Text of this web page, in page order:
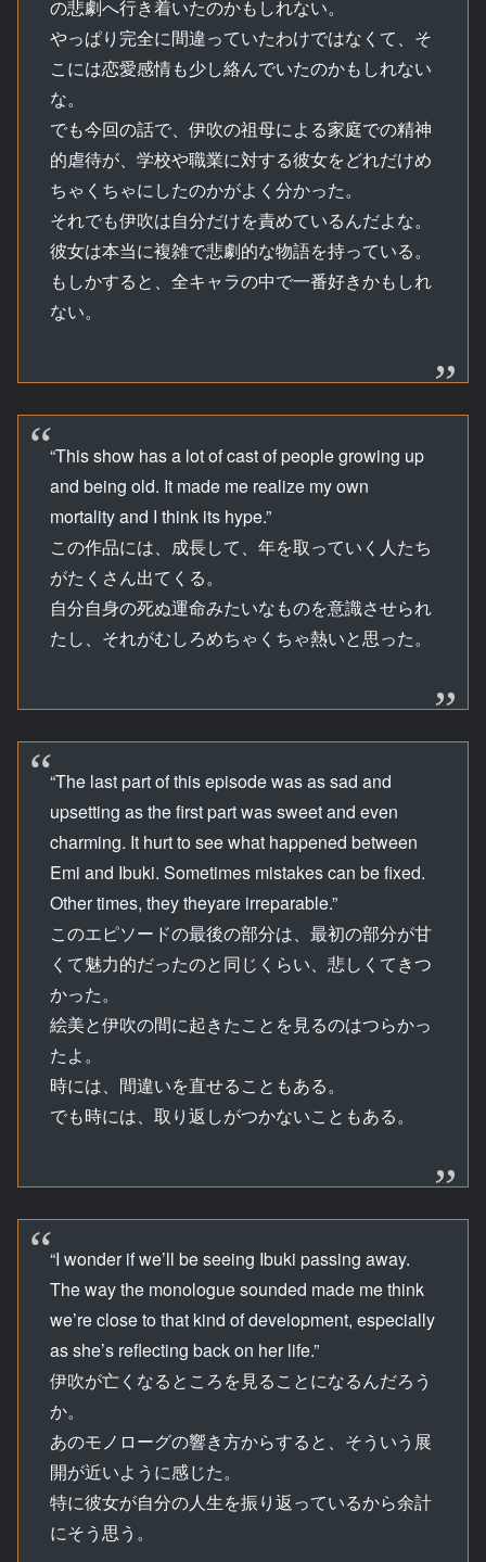
の悲劇へ行き着いたのかもしれない。
やっぱり完全に間違っていたわけではなくて、そ
こには恋愛感情も少し絡んでいたのかもしれない
な。
でも今回の話で、伊吹の祖母による家庭での精神
的虐待が、学校や職業に対する彼女をどれだけめ
ちゃくちゃにしたのかがよく分かった。
それでも伊吹は自分だけを責めているんだよな。
彼女は本当に複雑で悲劇的な物語を持っている。
もしかすると、全キャラの中で一番好きかもしれ
ない。
“This show has a lot of cast of people growing up
and being old. It made me realize my own
mortality and I think its hype.”
この作品には、成長して、年を取っていく人たち
がたくさん出てくる。
自分自身の死ぬ運命みたいなものを意識させられ
たし、それがむしろめちゃくちゃ熱いと思った。
“The last part of this episode was as sad and
upsetting as the first part was sweet and even
charming. It hurt to see what happened between
Emi and Ibuki. Sometimes mistakes can be fixed.
Other times, they theyare irreparable.”
このエピソードの最後の部分は、最初の部分が甘
くて魅力的だったのと同じくらい、悲しくてきつ
かった。
絵美と伊吹の間に起きたことを見るのはつらかっ
たよ。
時には、間違いを直せることもある。
でも時には、取り返しがつかないこともある。
“I wonder if we’ll be seeing Ibuki passing away.
The way the monologue sounded made me think
we’re close to that kind of development, especially
as she’s reflecting back on her life.”
伊吹が亡くなるところを見ることになるんだろう
か。
あのモノローグの響き方からすると、そういう展
開が近いように感じた。
特に彼女が自分の人生を振り返っているから余計
にそう思う。